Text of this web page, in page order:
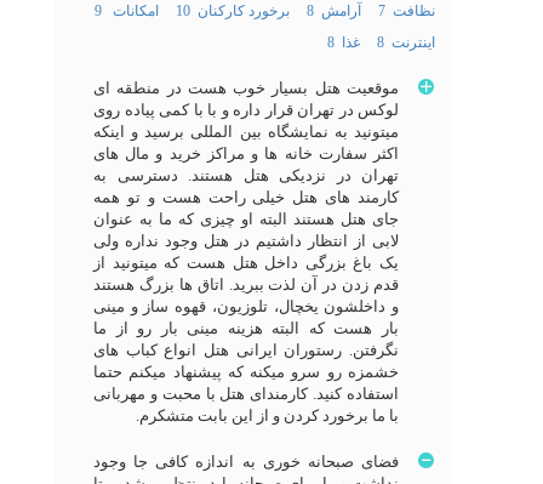
نظافت 7 آرامش 8 برخورد کارکنان 10
امکانات 9
اینترنت 8
غذا 8
موقعیت هتل بسیار خوب هست در منطقه ای
لوکس در تهران قرار داره و با با کمی پیاده روی
میتونید به نمایشگاه بین المللی برسید و اینکه
اکثر سفارت خانه ها و مراکز خرید و مال های
تهران در نزدیکی هتل هستند. دسترسی به
کارمند های هتل خیلی راحت هست و تو همه
جای هتل هستند البته او چیزی که ما به عنوان
لابی از انتظار داشتیم در هتل وجود نداره ولی
یک باغ بزرگی داخل هتل هست که میتونید از
قدم زدن در آن لذت ببرید. اتاق ها بزرگ هستند
و داخلشون یخچال، تلوزیون، قهوه ساز و مینی
بار هست که البته هزینه مینی بار رو از ما
نگرفتن. رستوران ایرانی هتل انواع کباب های
خشمزه رو سرو میکنه که پیشنهاد میکنم حتما
استفاده کنید. کارمندای هتل با محبت و مهربانی
با ما برخورد کردن و از این بابت متشکرم.
فضای صبحانه خوری به اندازه کافی جا وجود